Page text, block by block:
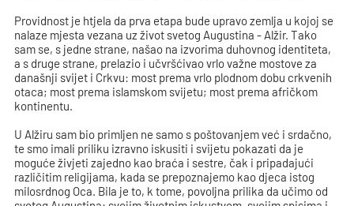
Providnost je htjela da prva etapa bude upravo zemlja u kojoj se
nalaze mjesta vezana uz život svetog Augustina - Alžir. Tako
sam se, s jedne strane, našao na izvorima duhovnog identiteta,
a s druge strane, prelazio i učvršćivao vrlo važne mostove za
današnji svijet i Crkvu: most prema vrlo plodnom dobu crkvenih
otaca; most prema islamskom svijetu; most prema afričkom
kontinentu.
U Alžiru sam bio primljen ne samo s poštovanjem već i srdačno,
te smo imali priliku izravno iskusiti i svijetu pokazati da je
moguće živjeti zajedno kao braća i sestre, čak i pripadajući
različitim religijama, kada se prepoznajemo kao djeca istog
milosrdnog Oca. Bila je to, k tome, povoljna prilika da učimo od